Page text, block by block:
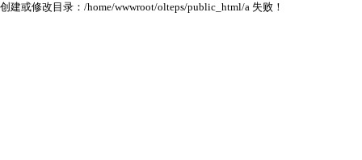
创建或修改目录：/home/wwwroot/olteps/public_html/a 失败！